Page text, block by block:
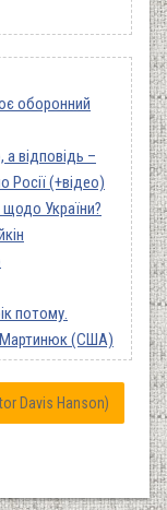
оборонний
відповідь –
Росії (+відео)
України?
потому.
Мартинюк (США)
Davis Hanson)